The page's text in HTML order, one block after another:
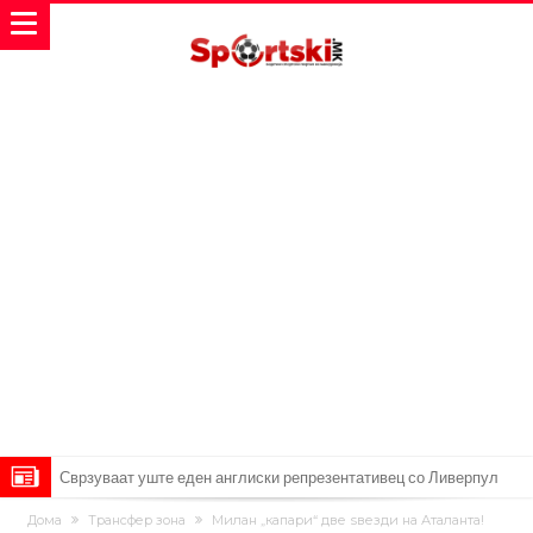
Замена за Влаховиќ: Напаѓачот на Манчестер доаѓа во Јувентус!
УЕФА повторно се заканува со бојкот на турнирите на ФИФА
Дома Трансфер зона Милан „капари“ две ѕвезди на Аталанта!